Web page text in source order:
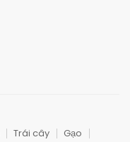
Trái cây
Gạo